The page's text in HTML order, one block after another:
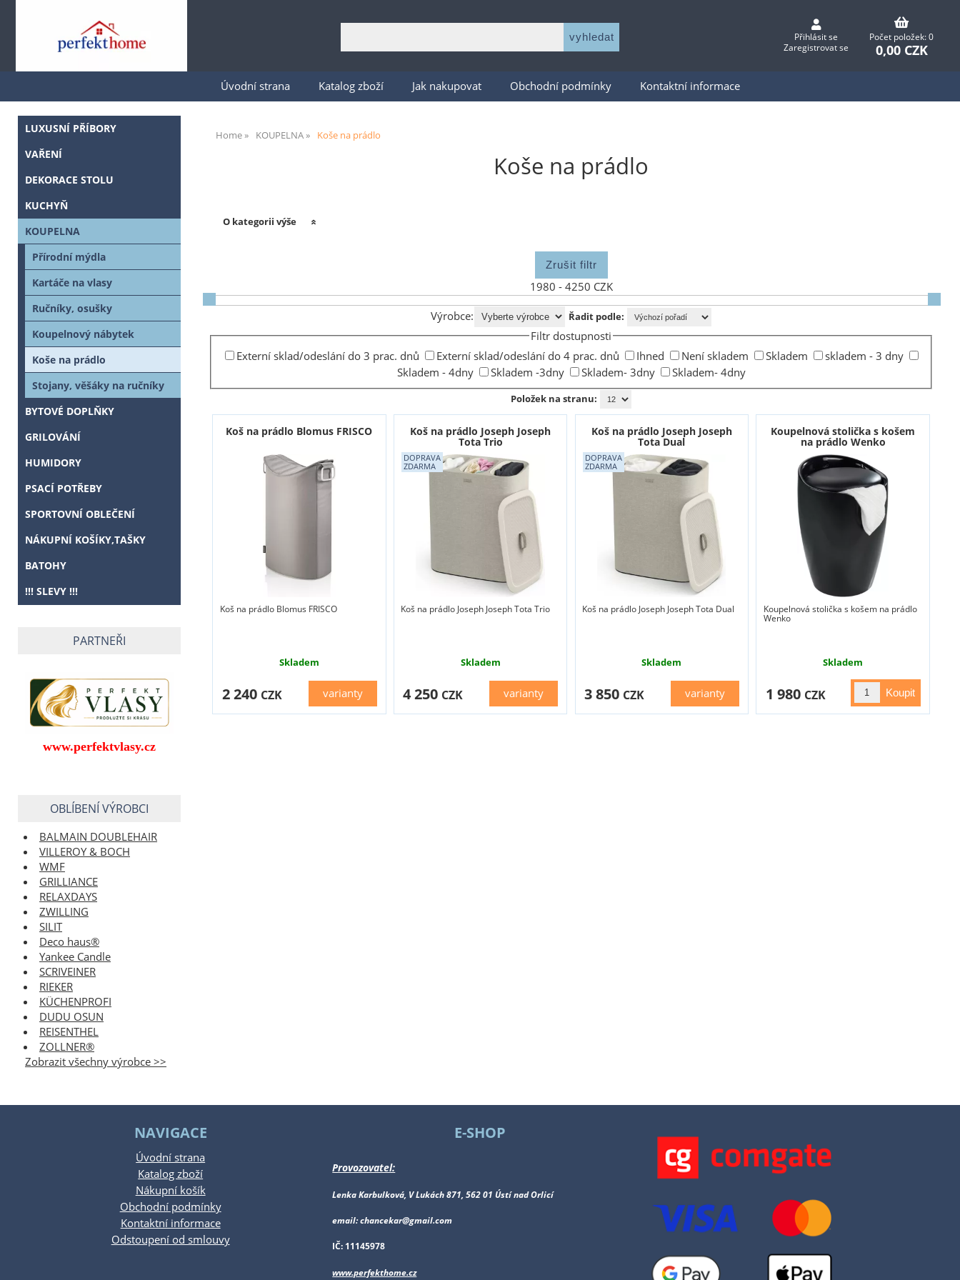
Přihlásit se
Zaregistrovat se
Počet položek: 0
0,00 CZK
Úvodní strana Katalog zboží Jak nakupovat Obchodní podmínky Kontaktní informace
Home KOUPELNA Koše na prádlo
Koše na prádlo
O kategorii výše
1980 - 4250 CZK
Výrobce:
Řadit podle:
Filtr dostupnosti
Externí sklad/odeslání do 3 prac. dnů
Externí sklad/odeslání do 4 prac. dnů Ihned Není skladem Skladem
skladem - 3 dny
Skladem - 4dny
Skladem -3dny Skladem- 3dny Skladem- 4dny
Položek na stranu:
Koš na prádlo Blomus FRISCO
Koš na prádlo Blomus FRISCO
Skladem
varianty
2 240 CZK
Koš na prádlo Joseph Joseph
Tota Trio
Koš na prádlo Joseph Joseph Tota Trio
Skladem
varianty
4 250 CZK
Koš na prádlo Joseph Joseph
Tota Dual
Koš na prádlo Joseph Joseph Tota Dual
Skladem
varianty
3 850 CZK
Koupelnová stolička s košem
na prádlo Wenko
Koupelnová stolička s košem na prádlo
Wenko
Skladem
1 980 CZK
LUXUSNÍ PŘÍBORY
VAŘENÍ
DEKORACE STOLU
KUCHYŇ
KOUPELNA
Přírodní mýdla
Kartáče na vlasy
Ručníky, osušky
Koupelnový nábytek
Koše na prádlo
Stojany, věšáky na ručníky
BYTOVÉ DOPLŇKY
GRILOVÁNÍ
HUMIDORY
PSACÍ POTŘEBY
SPORTOVNÍ OBLEČENÍ
NÁKUPNÍ KOŠÍKY,TAŠKY
BATOHY
!!! SLEVY !!!
PARTNEŘI
www.perfektvlasy.cz
OBLÍBENÍ VÝROBCI
BALMAIN DOUBLEHAIR
VILLEROY & BOCH
WMF
GRILLIANCE
RELAXDAYS
ZWILLING
SILIT
Deco haus®
Yankee Candle
SCRIVEINER
RIEKER
KÜCHENPROFI
DUDU OSUN
REISENTHEL
ZOLLNER®
Zobrazit všechny výrobce >>
NAVIGACE
Úvodní strana
Katalog zboží
Nákupní košík
Obchodní podmínky
Kontaktní informace
Odstoupení od smlouvy
E-SHOP
Provozovatel:
Lenka Karbulková, V Lukách 871, 562 01 Ústí nad Orlicí
email: chancekar@gmail.com
IČ: 11145978
www.perfekthome.cz